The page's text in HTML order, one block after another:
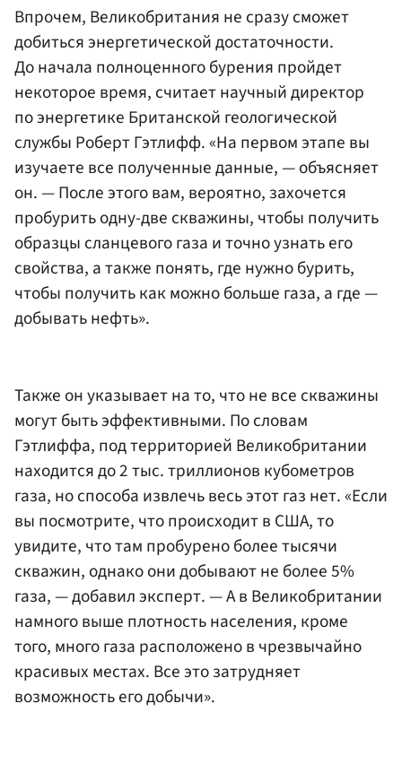
Впрочем, Великобритания не сразу сможет
добиться энергетической достаточности.
До начала полноценного бурения пройдет
некоторое время, считает научный директор
по энергетике Британской геологической
службы Роберт Гэтлифф. «На первом этапе вы
изучаете все полученные данные, — объясняет
он. — После этого вам, вероятно, захочется
пробурить одну-две скважины, чтобы получить
образцы сланцевого газа и точно узнать его
свойства, а также понять, где нужно бурить,
чтобы получить как можно больше газа, а где —
добывать нефть».
Также он указывает на то, что не все скважины
могут быть эффективными. По словам
Гэтлиффа, под территорией Великобритании
находится до 2 тыс. триллионов кубометров
газа, но способа извлечь весь этот газ нет. «Если
вы посмотрите, что происходит в США, то
увидите, что там пробурено более тысячи
скважин, однако они добывают не более 5%
газа, — добавил эксперт. — А в Великобритании
намного выше плотность населения, кроме
того, много газа расположено в чрезвычайно
красивых местах. Все это затрудняет
возможность его добычи».